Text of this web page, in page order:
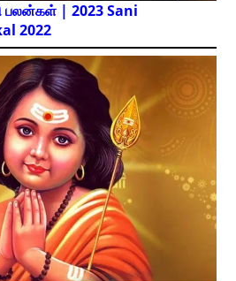
பலன்கள் | 2023 Sani
2022